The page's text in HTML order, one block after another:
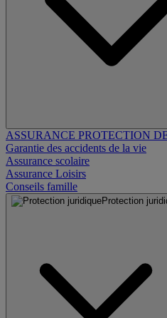
ASSURANCE PROTECTION
Garantie des accidents de la vie
Assurance scolaire
Assurance Loisirs
Conseils famille
Protection